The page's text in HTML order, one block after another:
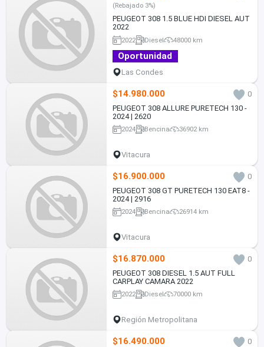
(Rebajado 3%)
PEUGEOT 308 1.5 BLUE HDI DIESEL AUT
2022
2022 Diesel 48000 km
Oportunidad
Las Condes
$14.980.000
0
PEUGEOT 308 ALLURE PURETECH 130 -
2024 | 2620
2024 Bencina 36902 km
Vitacura
$16.900.000
0
PEUGEOT 308 GT PURETECH 130 EAT8 -
2024 | 2916
2024 Bencina 26914 km
Vitacura
$16.870.000
0
PEUGEOT 308 DIESEL 1.5 AUT FULL
CARPLAY CAMARA 2022
2022 Diesel 70000 km
Región Metropolitana
$16.490.000
0